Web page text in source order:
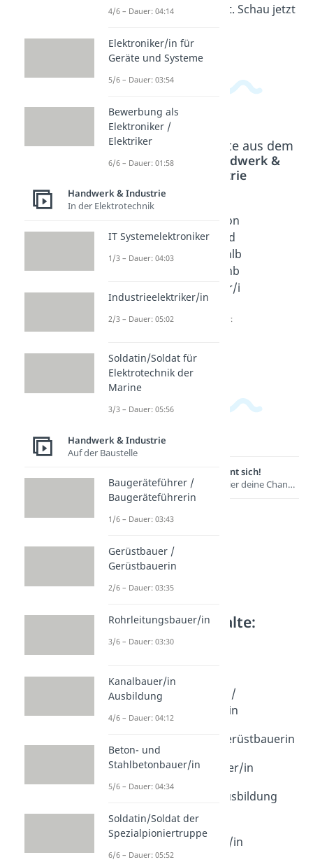
Gerüste aufbaust. Schau jetzt
Beliebte Inhalte aus dem
Bereich
Handwerk &
Industrie
eitung
sbaue
03:30
bauer
Dauer:
Beton
- und
Stahlb
etonb
auer/i
Dauer:
Lernen lohnt sich!
Entdecke hier deine Chancen.
Weitere Inhalte:
Handwerk &
Auf der Baustelle
Baugeräteführer /
Baugeräteführerin
Gerüstbauer / Gerüstbauerin
Dauer: 03:35
Rohrleitungsbauer/in
Dauer: 03:30
Kanalbauer/in Ausbildung
Beton- und
Stahlbetonbauer/in
Dauer: 04:34
4/6 – Dauer: 04:14
Elektroniker/in für
Geräte und Systeme
5/6 – Dauer: 03:54
Bewerbung als
Elektroniker /
Elektriker
6/6 – Dauer: 01:58
Handwerk & Industrie
In der Elektrotechnik
IT Systemelektroniker
1/3 – Dauer: 04:03
Industrieelektriker/in
2/3 – Dauer: 05:02
Soldatin/Soldat für
Elektrotechnik der
Marine
3/3 – Dauer: 05:56
Handwerk & Industrie
Auf der Baustelle
Baugeräteführer /
Baugeräteführerin
1/6 – Dauer: 03:43
Gerüstbauer /
Gerüstbauerin
2/6 – Dauer: 03:35
Rohrleitungsbauer/in
3/6 – Dauer: 03:30
Kanalbauer/in
Ausbildung
4/6 – Dauer: 04:12
Beton- und
Stahlbetonbauer/in
5/6 – Dauer: 04:34
Soldatin/Soldat der
Spezialpioniertruppe
6/6 – Dauer: 05:52